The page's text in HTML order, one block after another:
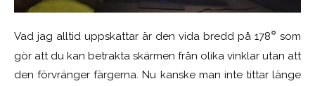
Vad jag alltid uppskattar är den vida bredd på 178° som
gör att du kan betrakta skärmen från olika vinklar utan att
den förvränger färgerna. Nu kanske man inte tittar länge